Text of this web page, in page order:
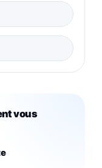
vous